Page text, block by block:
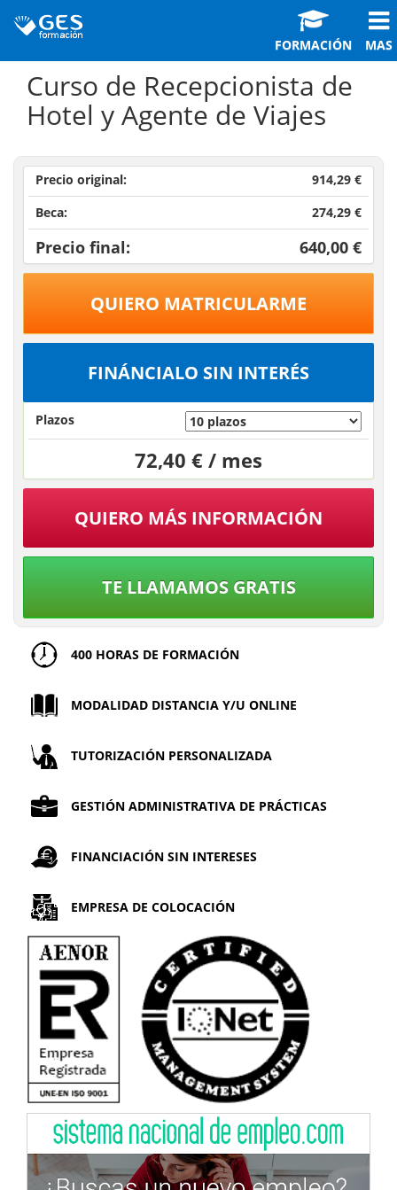
FORMACIÓN MAS
Curso de Recepcionista de
Hotel y Agente de Viajes
Precio original:
914,29 €
Beca:
274,29 €
Precio final: 640,00 €
QUIERO MATRICULARME
FINÁNCIALO SIN INTERÉS
Plazos
72,40 € / mes
QUIERO MÁS INFORMACIÓN
TE LLAMAMOS GRATIS
400 HORAS DE FORMACIÓN
MODALIDAD DISTANCIA Y/U ONLINE
TUTORIZACIÓN PERSONALIZADA
GESTIÓN ADMINISTRATIVA DE PRÁCTICAS
FINANCIACIÓN SIN INTERESES
EMPRESA DE COLOCACIÓN